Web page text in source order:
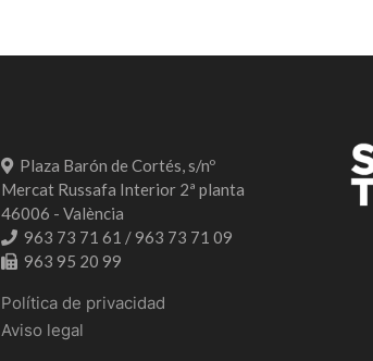
Plaza Barón de Cortés, s/nº
Mercat Russafa Interior 2ª planta
46006 - València
963 73 71 61 / 963 73 71 09
963 95 20 99
Política de privacidad
Aviso legal